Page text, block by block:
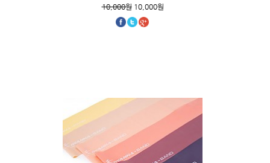
10,000원10,000원